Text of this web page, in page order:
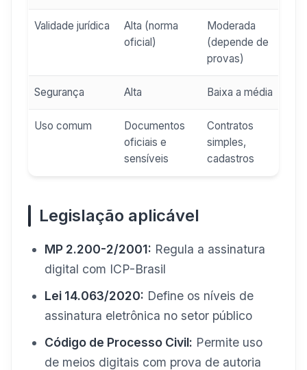
Validade jurídica
Alta (norma
oficial)
Moderada
(depende de
provas)
Segurança Alta Baixa a média
Uso comum
Documentos
oficiais e
sensíveis
Contratos
simples,
cadastros
Legislação aplicável
MP 2.200-2/2001: Regula a assinatura
digital com ICP-Brasil
Lei 14.063/2020: Define os níveis de
assinatura eletrônica no setor público
Código de Processo Civil: Permite uso
de meios digitais com prova de autoria